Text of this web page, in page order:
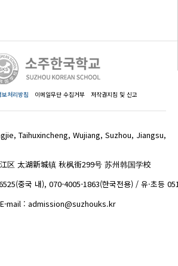
보처리방침 이메일무단 수집거부 저작권지침 및 신고
Taihuxincheng, Wujiang, Suzhou, Jiangsu,
区 太湖新城镇 秋枫街299号 苏州韩国学校
중국 내), 070-4005-1863(한국전용) / 유·초등
mail : admission@suzhouks.kr